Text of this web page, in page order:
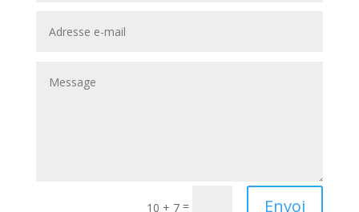
10 + 7 = Envoi